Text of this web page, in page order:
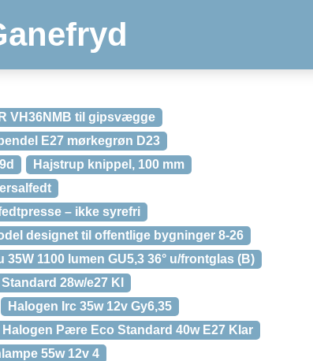
VH36NMB til gipsvægge
E27 mørkegrøn D23
Hajstrup knippel, 100 mm
– ikke syrefri
designet til offentlige bygninger 8-26
35W 1100 lumen GU5,3 36° u/frontglas (B)
28w/e27 Kl
Halogen Irc 35w 12v Gy6,35
Halogen Pære Eco Standard 40w E27 Klar
55w 12v 4